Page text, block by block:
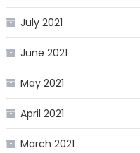
July 2021
June 2021
May 2021
April 2021
March 2021